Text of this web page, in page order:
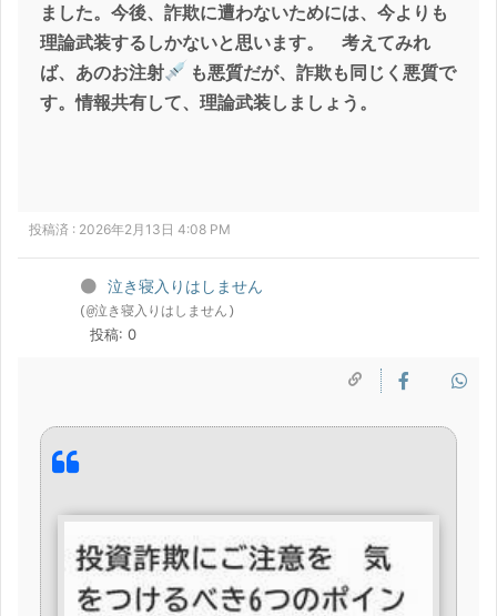
ました。今後、詐欺に遭わないためには、今よりも
理論武装するしかないと思います。 考えてみれ
ば、あのお注射
も悪質だが、詐欺も同じく悪質で
す。情報共有して、理論武装しましょう。
投稿済 : 2026年2月13日 4:08 PM
泣き寝入りはしません
(@泣き寝入りはしません)
投稿: 0